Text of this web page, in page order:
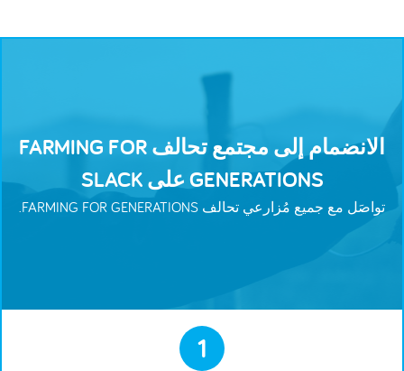
الانضمام إلى مجتمع تحالف FARMING FOR
GENERATIONS على SLACK
تواصَل مع جميع مُزارعي تحالف FARMING FOR GENERATIONS.
1